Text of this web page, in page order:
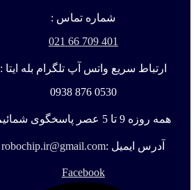
شماره تماس :
401 709 66 021
ارتباط سریع واتس آپ تلگرام بله ایتا :
0530 876 0938
همه روزه 9 تا 5 عصر پاسخگوی شمائیم
آدرس ایمیل :robochip.ir@gmail.com
Facebook